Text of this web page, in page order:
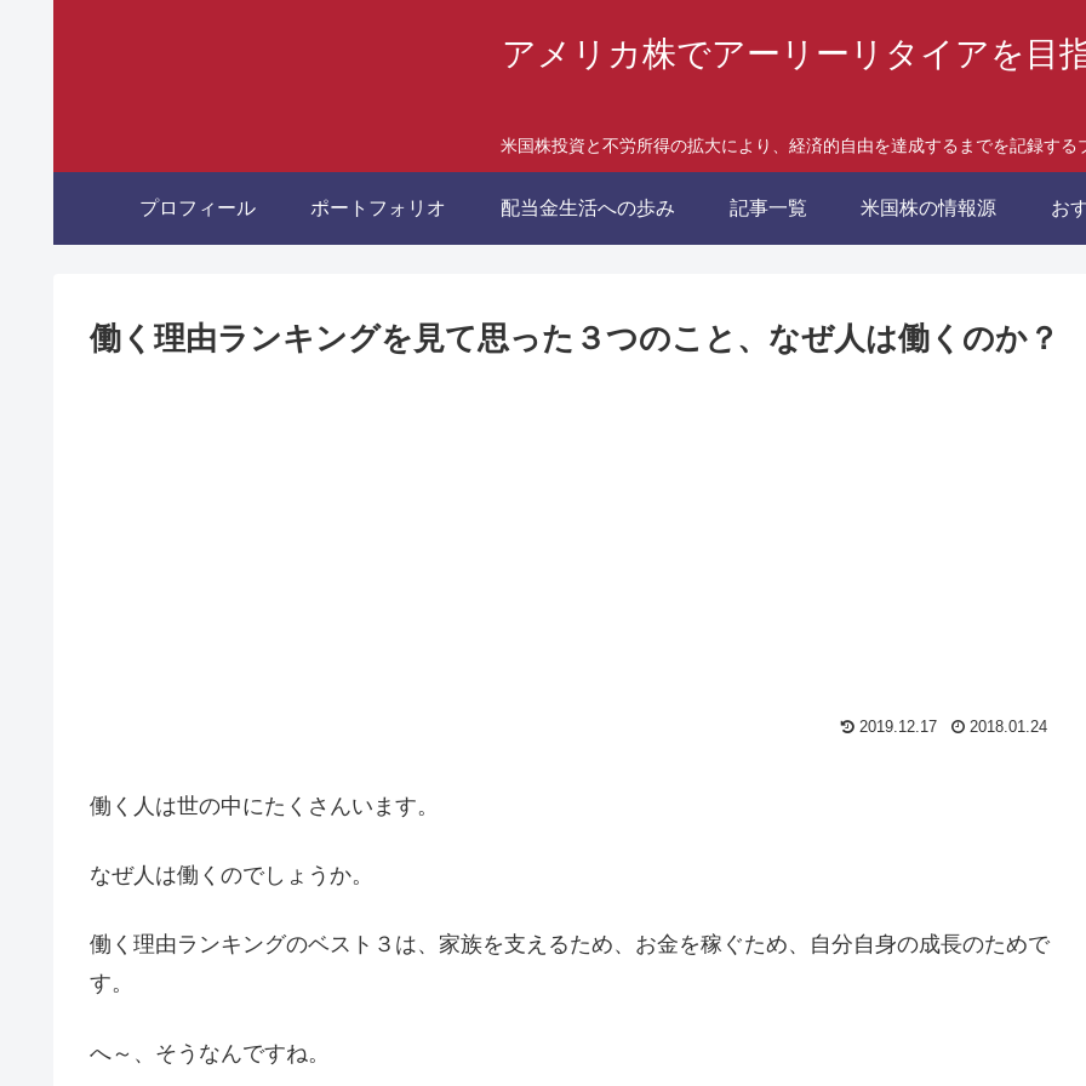
アメリカ株でアーリーリタイアを目
米国株投資と不労所得の拡大により、経済的自由を達成するまでを記録する
プロフィール ポートフォリオ 配当金生活への歩み 記事一覧 米国株の情報源 お
働く理由ランキングを見て思った３つのこと、なぜ人は働くのか？
2019.12.17 2018.01.24
働く人は世の中にたくさんいます。
なぜ人は働くのでしょうか。
働く理由ランキングのベスト３は、家族を支えるため、お金を稼ぐため、自分自身の成長のためで
す。
へ～、そうなんですね。